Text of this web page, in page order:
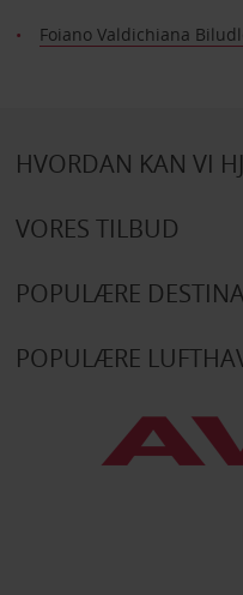
Foiano Valdichiana
HVORDAN KAN VI
VORES TILBUD
POPULÆRE
POPULÆRE